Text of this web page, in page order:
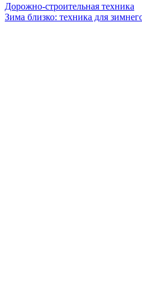
Дорожно-строительная техника
Зима близко: техника для